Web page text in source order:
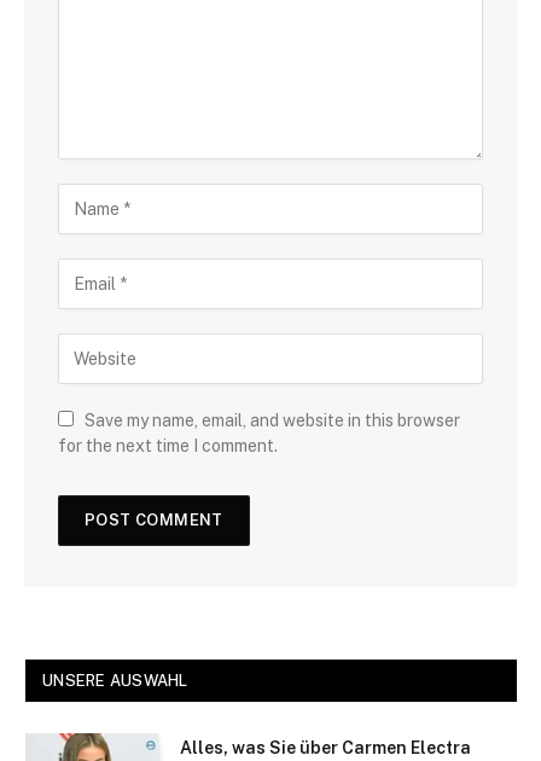
Save my name, email, and website in this browser
for the next time I comment.
UNSERE AUSWAHL
Alles, was Sie über Carmen Electra